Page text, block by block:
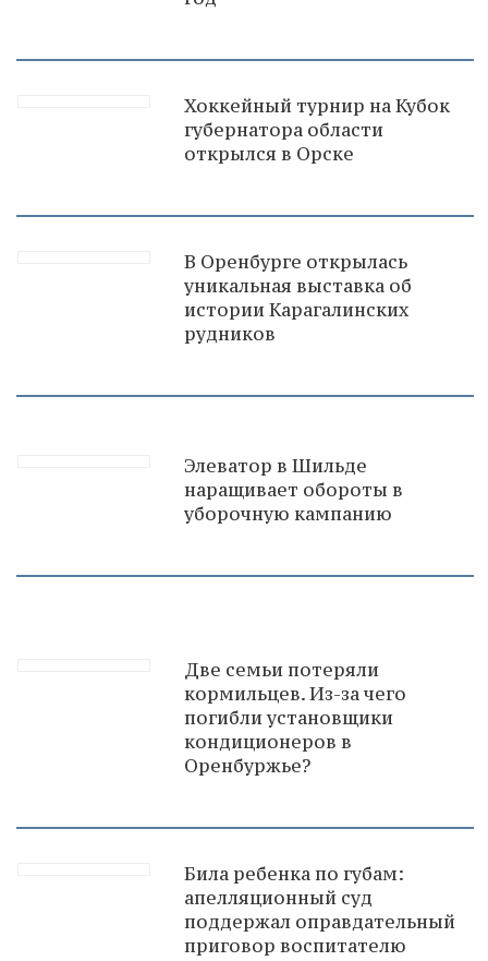
Хоккейный турнир на Кубок
губернатора области
открылся в Орске
В Оренбурге открылась
уникальная выставка об
истории Карагалинских
рудников
Элеватор в Шильде
наращивает обороты в
уборочную кампанию
Две семьи потеряли
кормильцев. Из-за чего
погибли установщики
кондиционеров в
Оренбуржье?
Била ребенка по губам:
апелляционный суд
поддержал оправдательный
приговор воспитателю